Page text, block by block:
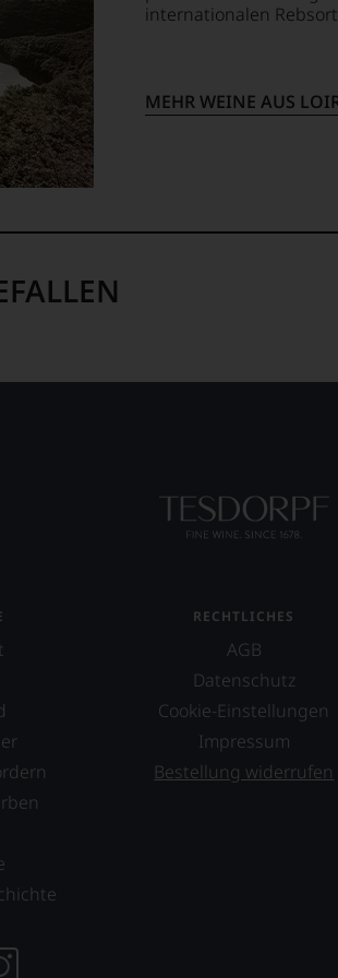
internationalen
MEHR WEINE AUS
RECHTLICHES
AGB
Datenschutz
Cookie-Einstellungen
Impressum
Bestellung widerrufen